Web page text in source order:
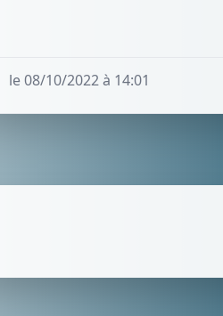
le 08/10/2022 à 14:01